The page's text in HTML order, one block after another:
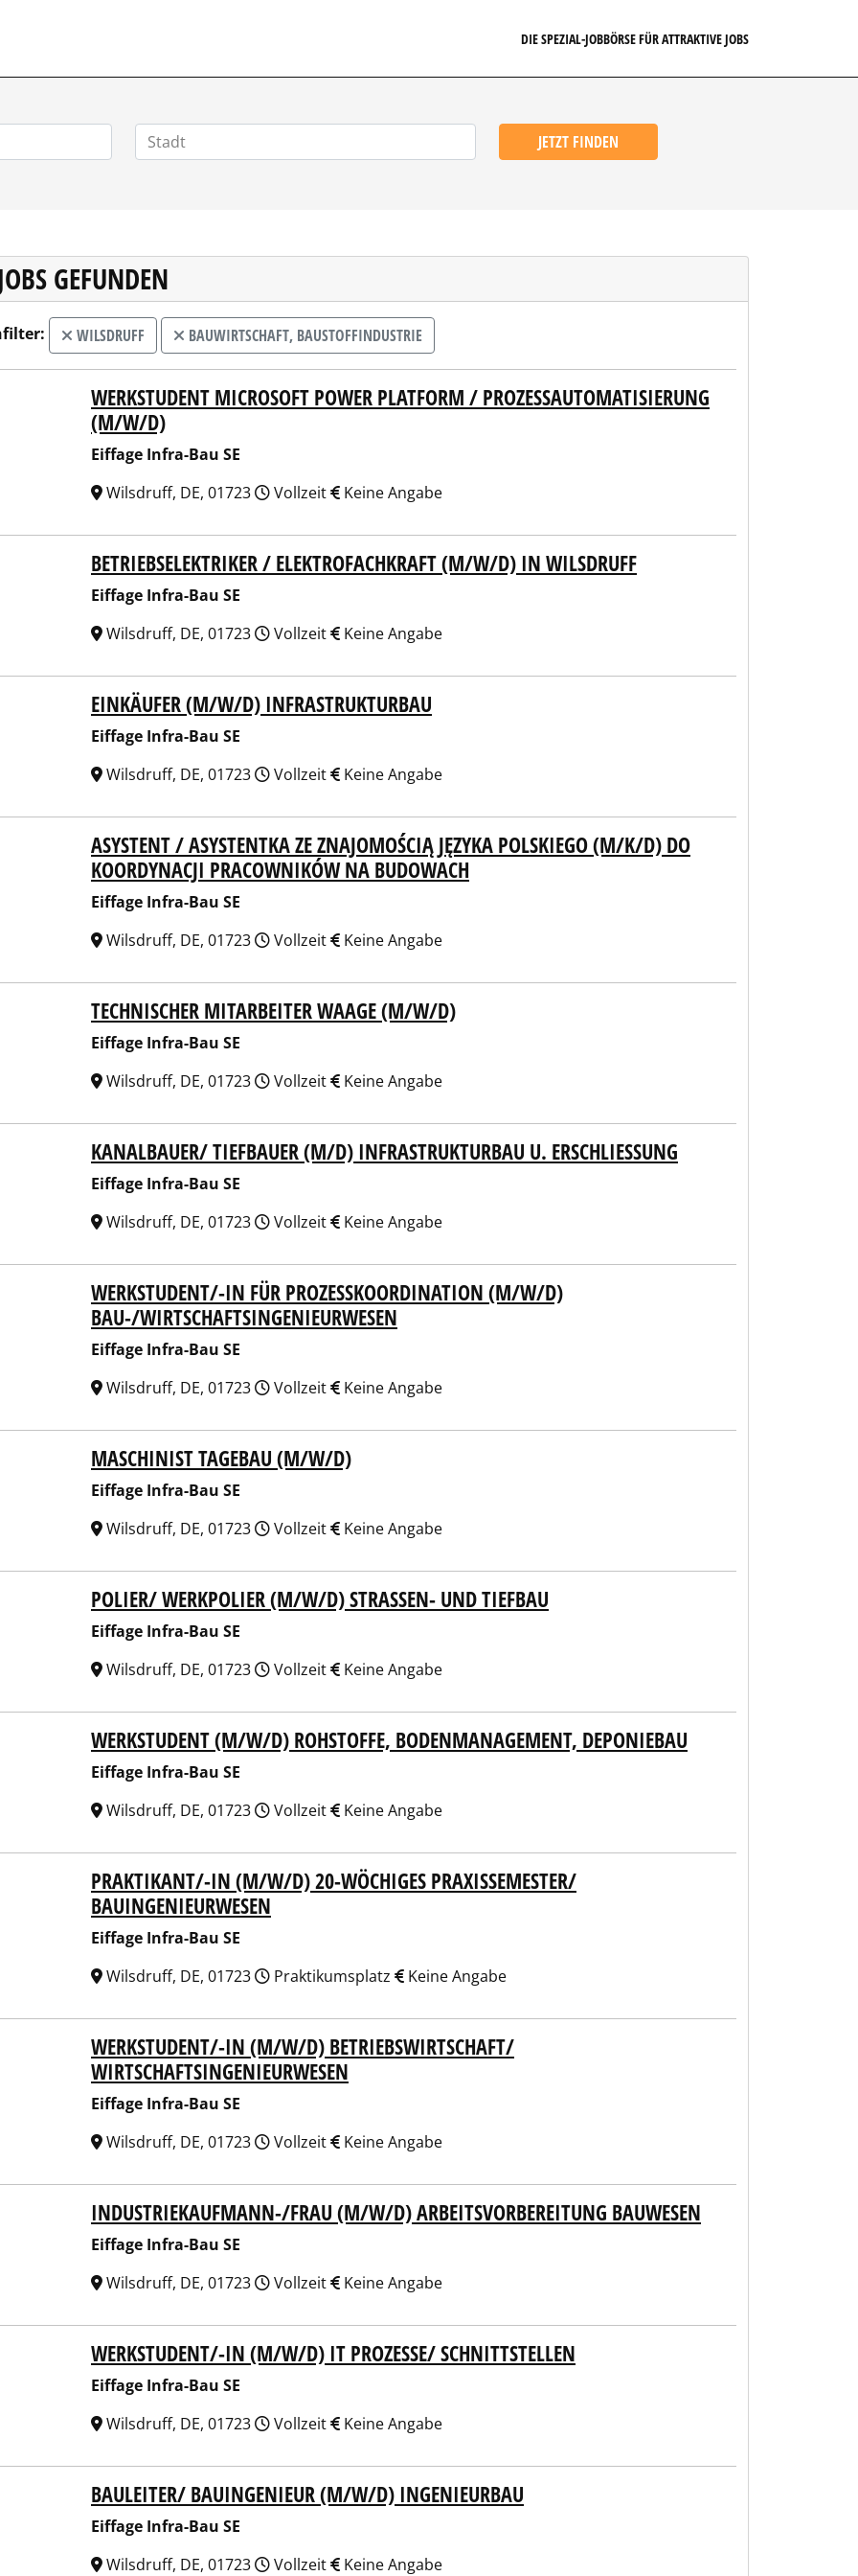
DIE SPEZIAL-JOBBÖRSE FÜR ATTRAKTIVE JOBS
JETZT FINDEN
GEFUNDEN
WILSDRUFF BAUWIRTSCHAFT, BAUSTOFFINDUSTRIE
Infra-Bau SEWERKSTUDENT MICROSOFT POWER PLATFORM / PROZESSAUTOMATISIERUNG
(M/W/D)
Eiffage Infra-Bau SE
Wilsdruff, DE, 01723
Vollzeit Keine Angabe
Infra-Bau SEBETRIEBSELEKTRIKER / ELEKTROFACHKRAFT (M/W/D) IN WILSDRUFF
Eiffage Infra-Bau SE
Wilsdruff, DE, 01723
Vollzeit Keine Angabe
Infra-Bau SEEINKÄUFER (M/W/D) INFRASTRUKTURBAU
Eiffage Infra-Bau SE
Wilsdruff, DE, 01723
Vollzeit Keine Angabe
Infra-Bau SEASYSTENT / ASYSTENTKA ZE ZNAJOMOŚCIĄ JĘZYKA POLSKIEGO (M/K/D) DO
KOORDYNACJI PRACOWNIKÓW NA BUDOWACH
Eiffage Infra-Bau SE
Wilsdruff, DE, 01723
Vollzeit Keine Angabe
Infra-Bau SETECHNISCHER MITARBEITER WAAGE (M/W/D)
Eiffage Infra-Bau SE
Wilsdruff, DE, 01723
Vollzeit Keine Angabe
Infra-Bau SEKANALBAUER/ TIEFBAUER (M/D) INFRASTRUKTURBAU U. ERSCHLIESSUNG
Eiffage Infra-Bau SE
Wilsdruff, DE, 01723
Vollzeit Keine Angabe
Infra-Bau SEWERKSTUDENT/-IN FÜR PROZESSKOORDINATION (M/W/D)
BAU-/WIRTSCHAFTSINGENIEURWESEN
Eiffage Infra-Bau SE
Wilsdruff, DE, 01723
Vollzeit Keine Angabe
Infra-Bau SEMASCHINIST TAGEBAU (M/W/D)
Eiffage Infra-Bau SE
Wilsdruff, DE, 01723
Vollzeit Keine Angabe
Infra-Bau SEPOLIER/ WERKPOLIER (M/W/D) STRASSEN- UND TIEFBAU
Eiffage Infra-Bau SE
Wilsdruff, DE, 01723
Vollzeit Keine Angabe
Infra-Bau SEWERKSTUDENT (M/W/D) ROHSTOFFE, BODENMANAGEMENT, DEPONIEBAU
Eiffage Infra-Bau SE
Wilsdruff, DE, 01723
Vollzeit Keine Angabe
Infra-Bau SEPRAKTIKANT/-IN (M/W/D) 20-WÖCHIGES PRAXISSEMESTER/
BAUINGENIEURWESEN
Eiffage Infra-Bau SE
Wilsdruff, DE, 01723
Praktikumsplatz Keine Angabe
Infra-Bau SEWERKSTUDENT/-IN (M/W/D) BETRIEBSWIRTSCHAFT/
WIRTSCHAFTSINGENIEURWESEN
Eiffage Infra-Bau SE
Wilsdruff, DE, 01723
Vollzeit Keine Angabe
Infra-Bau SEINDUSTRIEKAUFMANN-/FRAU (M/W/D) ARBEITSVORBEREITUNG BAUWESEN
Eiffage Infra-Bau SE
Wilsdruff, DE, 01723
Vollzeit Keine Angabe
Infra-Bau SEWERKSTUDENT/-IN (M/W/D) IT PROZESSE/ SCHNITTSTELLEN
Eiffage Infra-Bau SE
Wilsdruff, DE, 01723
Vollzeit Keine Angabe
Infra-Bau SEBAULEITER/ BAUINGENIEUR (M/W/D) INGENIEURBAU
Eiffage Infra-Bau SE
Wilsdruff, DE, 01723
Vollzeit Keine Angabe